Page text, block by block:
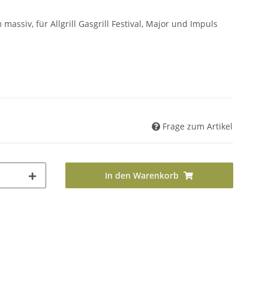
massiv, für Allgrill Gasgrill Festival, Major und Impuls
Frage zum Artikel
In den Warenkorb